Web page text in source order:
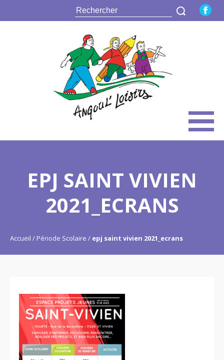
EPJ SAINT VIVIEN
2021_ECRANS
Accueil Période Scolaire epj saint vivien 2021_ecrans